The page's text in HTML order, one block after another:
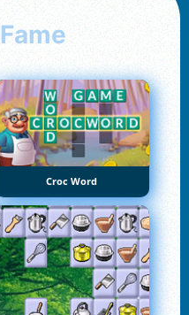
Fame
Croc Word